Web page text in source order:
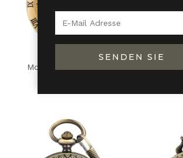
Moderne Taschenuhr
SENDEN SIE